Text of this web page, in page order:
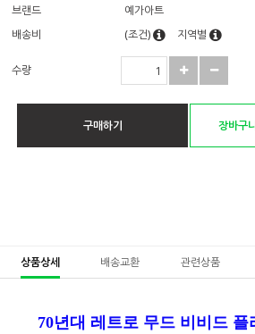
브랜드
예가아트
배송비
(조건) 지역별
수량
구매하기 장바구
상품상세 배송교환 관련상품
70년대 레트로 무드 비비드 플